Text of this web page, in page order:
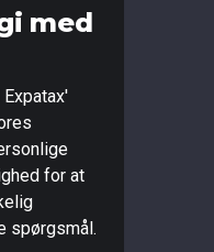
med
for at
spørgsmål.